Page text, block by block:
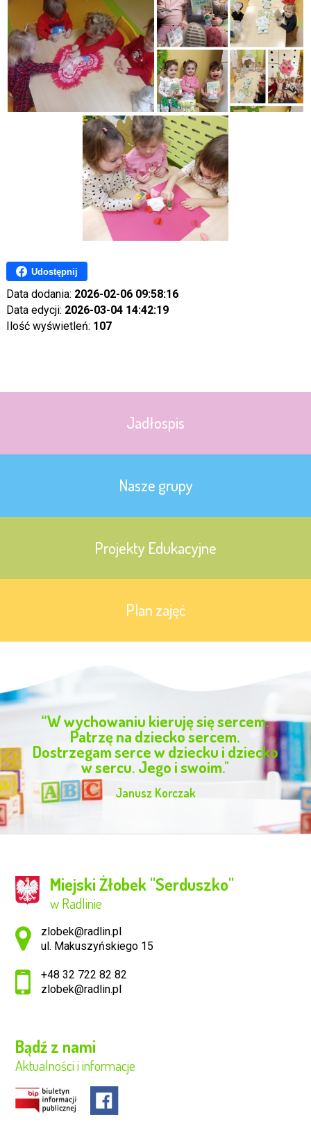
Udostępnij
Data dodania: 2026-02-06 09:58:16
Data edycji: 2026-03-04 14:42:19
Ilość wyświetleń: 107
Jadłospis
Nasze grupy
Projekty Edukacyjne
Plan zajęć
“W wychowaniu kieruję się sercem.
Patrzę na dziecko sercem.
Dostrzegam serce w dziecku i dziecko
w sercu. Jego i swoim."
Janusz Korczak
Miejski Żłobek ''Serduszko''
w Radlinie
Adres pocztowy:
zlobek@radlin.pl
ul. Makuszyńskiego 15
+48 32 722 82 82
zlobek@radlin.pl
Bądź z nami
Aktualności i informacje